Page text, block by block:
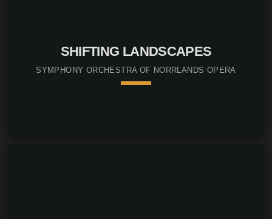
SHIFTING LANDSCAPES
SYMPHONY ORCHESTRA OF NORRLANDS OPERA